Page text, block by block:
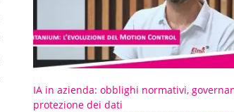
IA in azienda: obblighi normativi,
protezione dei dati